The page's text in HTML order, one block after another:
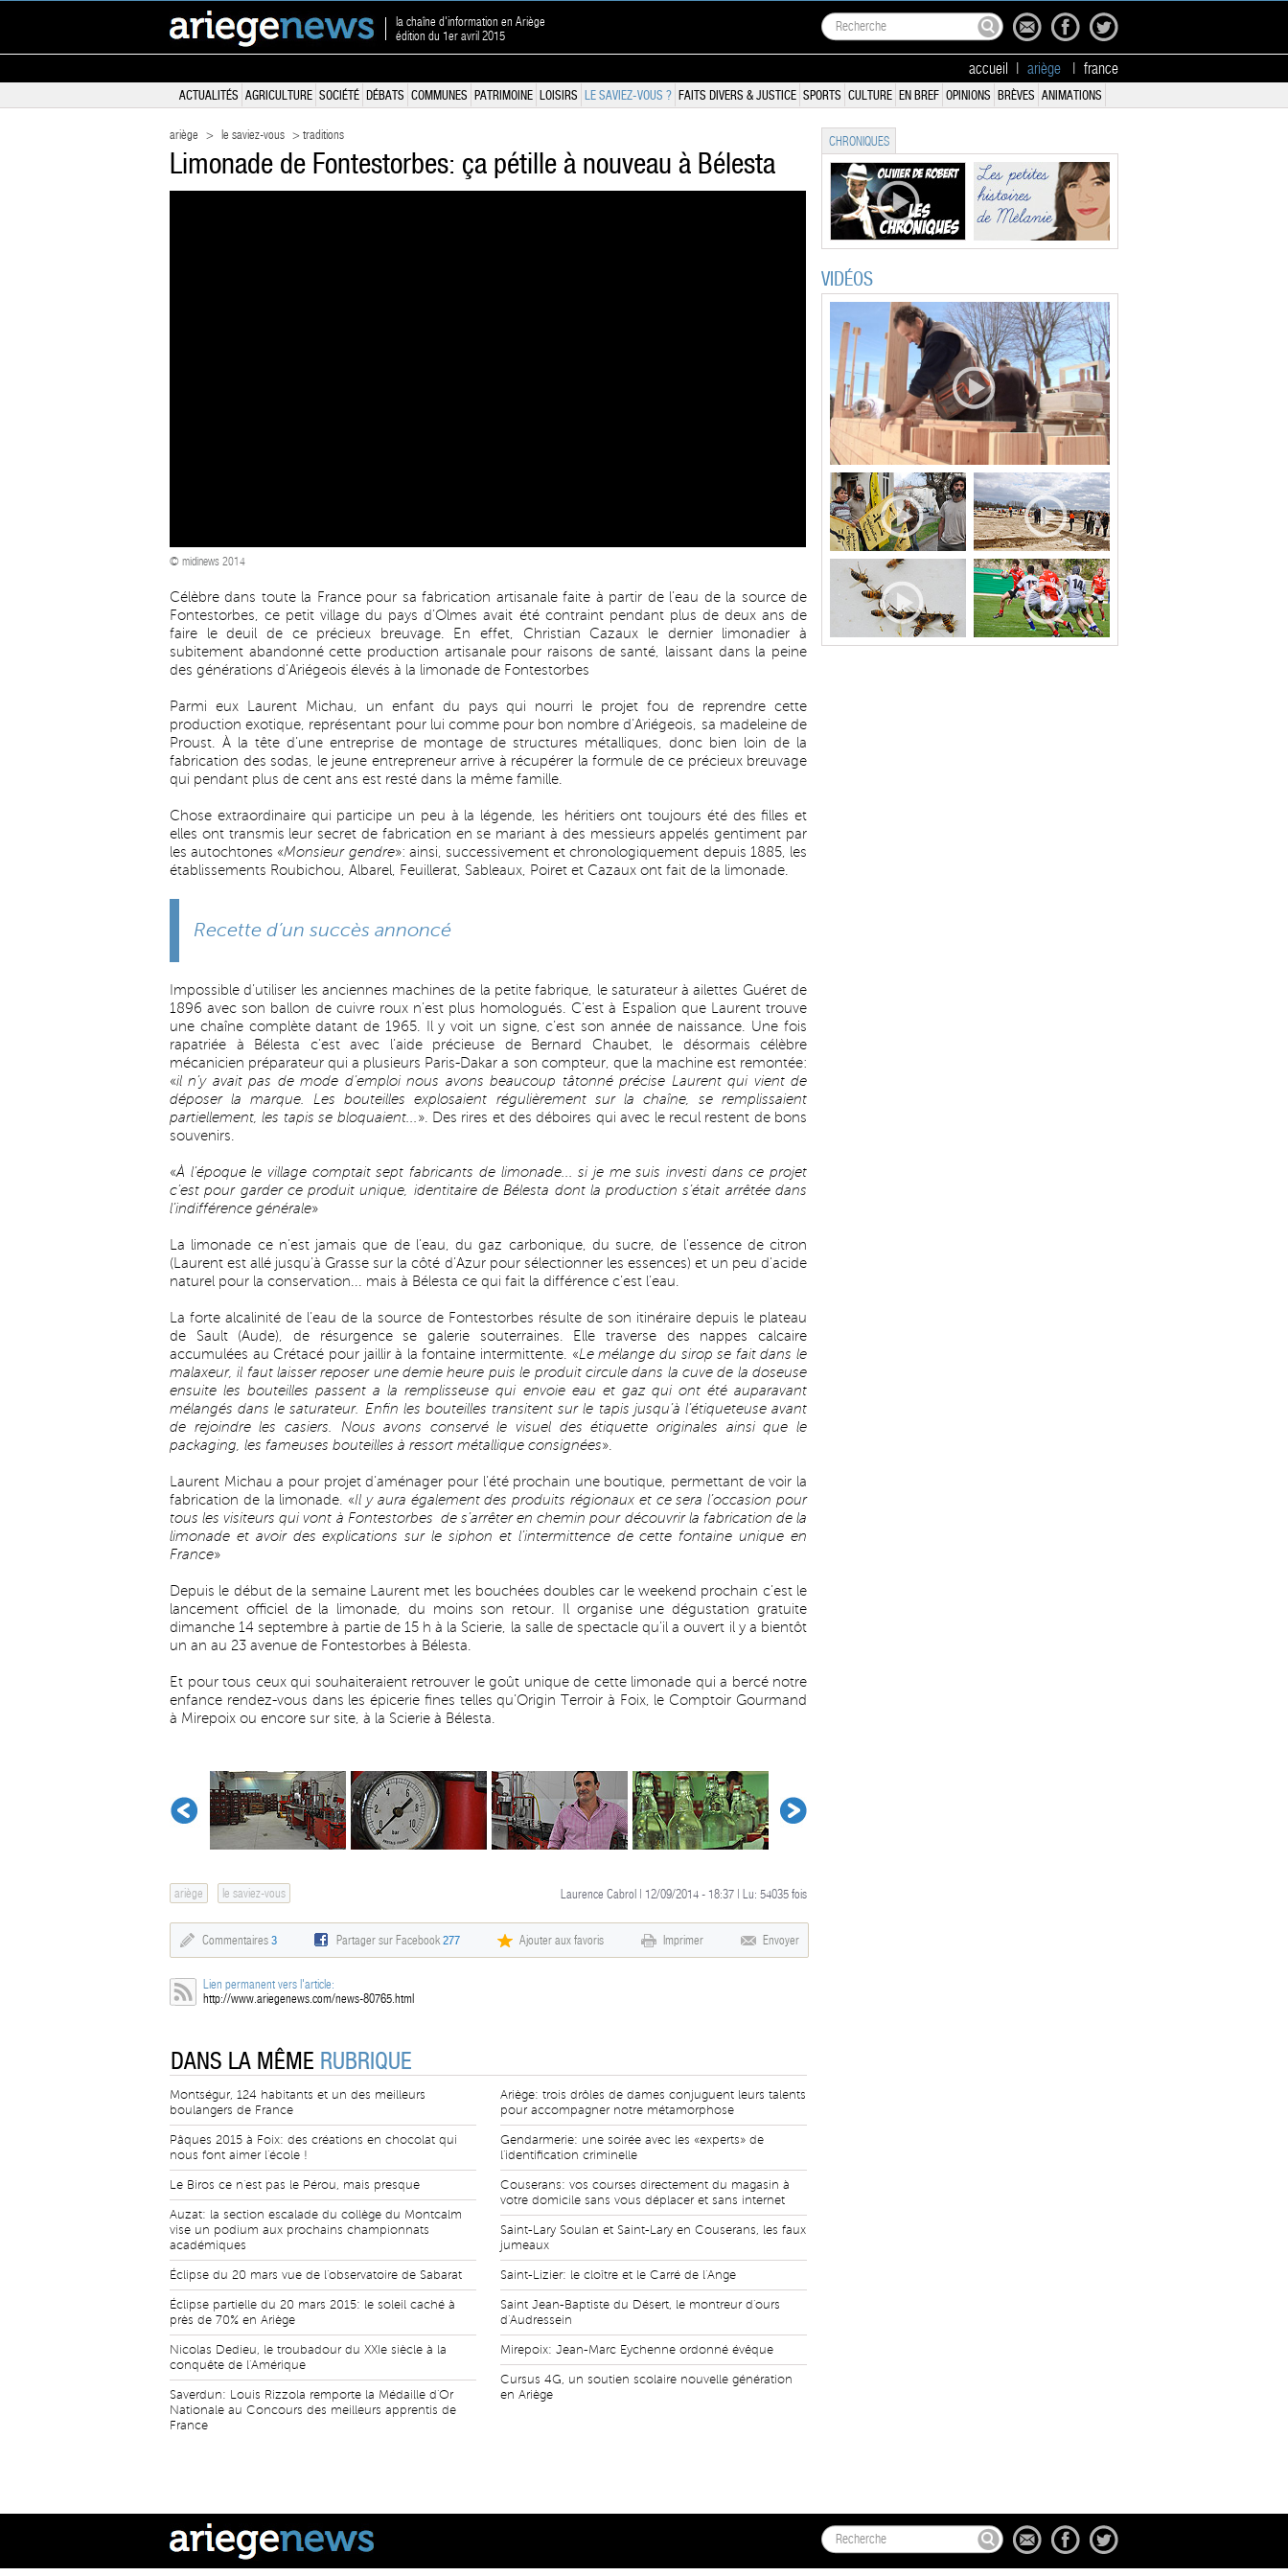
la chaîne d'information en Ariège
édition du 1er avril 2015
accueil ariège france
ACTUALITÉS AGRICULTURE SOCIÉTÉ DÉBATS COMMUNES PATRIMOINE LOISIRS LE SAVIEZ-VOUS ? FAITS DIVERS & JUSTICE SPORTS CULTURE EN BREF OPINIONS BRÈVES ANIMATIONS
ariège > le saviez-vous > traditions
Limonade de Fontestorbes: ça pétille à nouveau à Bélesta
© midinews 2014
Célèbre dans toute la France pour sa fabrication artisanale faite à partir de l’eau de la source de
Fontestorbes, ce petit village du pays d’Olmes avait été contraint pendant plus de deux ans de
faire le deuil de ce précieux breuvage. En effet, Christian Cazaux le dernier limonadier à
subitement abandonné cette production artisanale pour raisons de santé, laissant dans la peine
des générations d’Ariégeois élevés à la limonade de Fontestorbes
Parmi eux Laurent Michau, un enfant du pays qui nourri le projet fou de reprendre cette
production exotique, représentant pour lui comme pour bon nombre d’Ariégeois, sa madeleine de
Proust. À la tête d’une entreprise de montage de structures métalliques, donc bien loin de la
fabrication des sodas, le jeune entrepreneur arrive à récupérer la formule de ce précieux breuvage
qui pendant plus de cent ans est resté dans la même famille.
Chose extraordinaire qui participe un peu à la légende, les héritiers ont toujours été des filles et
elles ont transmis leur secret de fabrication en se mariant à des messieurs appelés gentiment par
les autochtones «Monsieur gendre»: ainsi, successivement et chronologiquement depuis 1885, les
établissements Roubichou, Albarel, Feuillerat, Sableaux, Poiret et Cazaux ont fait de la limonade.
Recette d’un succès annoncé
Impossible d’utiliser les anciennes machines de la petite fabrique, le saturateur à ailettes Guéret de
1896 avec son ballon de cuivre roux n’est plus homologués. C’est à Espalion que Laurent trouve
une chaîne complète datant de 1965. Il y voit un signe, c’est son année de naissance. Une fois
rapatriée à Bélesta c’est avec l’aide précieuse de Bernard Chaubet, le désormais célèbre
mécanicien préparateur qui a plusieurs Paris-Dakar a son compteur, que la machine est remontée:
«il n’y avait pas de mode d’emploi nous avons beaucoup tâtonné précise Laurent qui vient de
déposer la marque. Les bouteilles explosaient régulièrement sur la chaîne, se remplissaient
partiellement, les tapis se bloquaient... ». Des rires et des déboires qui avec le recul restent de bons
souvenirs.
«À l’époque le village comptait sept fabricants de limonade... si je me suis investi dans ce projet
c’est pour garder ce produit unique, identitaire de Bélesta dont la production s’était arrêtée dans
l’indifférence générale»
La limonade ce n’est jamais que de l’eau, du gaz carbonique, du sucre, de l’essence de citron
(Laurent est allé jusqu’à Grasse sur la côté d’Azur pour sélectionner les essences) et un peu d'acide
naturel pour la conservation... mais à Bélesta ce qui fait la différence c’est l’eau.
La forte alcalinité de l’eau de la source de Fontestorbes résulte de son itinéraire depuis le plateau
de Sault (Aude), de résurgence se galerie souterraines. Elle traverse des nappes calcaire
accumulées au Crétacé pour jaillir à la fontaine intermittente. «Le mélange du sirop se fait dans le
malaxeur, il faut laisser reposer une demie heure puis le produit circule dans la cuve de la doseuse
ensuite les bouteilles passent a la remplisseuse qui envoie eau et gaz qui ont été auparavant
mélangés dans le saturateur. Enfin les bouteilles transitent sur le tapis jusqu’à l’étiqueteuse avant
de rejoindre les casiers. Nous avons conservé le visuel des étiquette originales ainsi que le
packaging, les fameuses bouteilles à ressort métallique consignées».
Laurent Michau a pour projet d’aménager pour l’été prochain une boutique, permettant de voir la
fabrication de la limonade. «Il y aura également des produits régionaux et ce sera l’occasion pour
tous les visiteurs qui vont à Fontestorbes de s’arrêter en chemin pour découvrir la fabrication de la
limonade et avoir des explications sur le siphon et l’intermittence de cette fontaine unique en
France»
Depuis le début de la semaine Laurent met les bouchées doubles car le weekend prochain c’est le
lancement officiel de la limonade, du moins son retour. Il organise une dégustation gratuite
dimanche 14 septembre à partie de 15 h à la Scierie, la salle de spectacle qu’il a ouvert il y a bientôt
un an au 23 avenue de Fontestorbes à Bélesta.
Et pour tous ceux qui souhaiteraient retrouver le goût unique de cette limonade qui a bercé notre
enfance rendez-vous dans les épicerie fines telles qu’Origin Terroir à Foix, le Comptoir Gourmand
à Mirepoix ou encore sur site, à la Scierie à Bélesta.
ariège le saviez-vous Laurence Cabrol | 12/09/2014 - 18:37 | Lu: 54035 fois
Commentaires 3 Partager sur Facebook277 Ajouter aux favoris Imprimer Envoyer
Lien permanent vers l'article:
http://www.ariegenews.com/news-80765.html
DANS LA MÊME RUBRIQUE
Montségur, 124 habitants et un des meilleurs
boulangers de France
Pâques 2015 à Foix: des créations en chocolat qui
nous font aimer l'école !
Le Biros ce n'est pas le Pérou, mais presque
Auzat: la section escalade du collège du Montcalm
vise un podium aux prochains championnats
académiques
Éclipse du 20 mars vue de l'observatoire de Sabarat
Éclipse partielle du 20 mars 2015: le soleil caché à
près de 70% en Ariège
Nicolas Dedieu, le troubadour du XXIe siècle à la
conquête de l'Amérique
Saverdun: Louis Rizzola remporte la Médaille d'Or
Nationale au Concours des meilleurs apprentis de
France
Ariège: trois drôles de dames conjuguent leurs talents
pour accompagner notre métamorphose
Gendarmerie: une soirée avec les «experts» de
l'identification criminelle
Couserans: vos courses directement du magasin à
votre domicile sans vous déplacer et sans internet
Saint-Lary Soulan et Saint-Lary en Couserans, les faux
jumeaux
Saint-Lizier: le cloître et le Carré de l'Ange
Saint Jean-Baptiste du Désert, le montreur d'ours
d'Audressein
Mirepoix: Jean-Marc Eychenne ordonné évêque
Cursus 4G, un soutien scolaire nouvelle génération
en Ariège
CHRONIQUES
VIDÉOS